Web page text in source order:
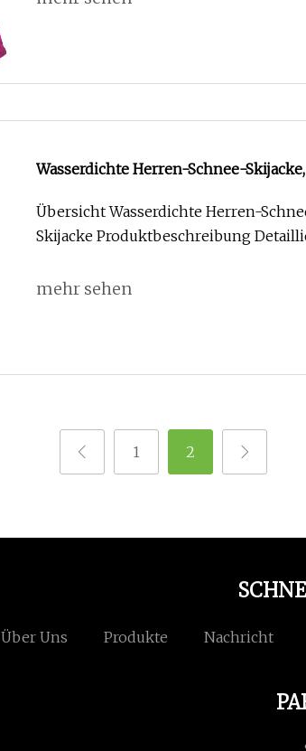
Wasserdichte Herren-Schnee-
Übersicht Wasserdichte Herren-
Skijacke Produktbeschreibung
mehr sehen
1 2
Über Uns Produkte Nachricht